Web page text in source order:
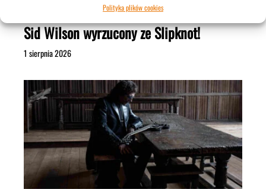
Polityka plików cookies
Sid Wilson wyrzucony ze Slipknot!
1 sierpnia 2026